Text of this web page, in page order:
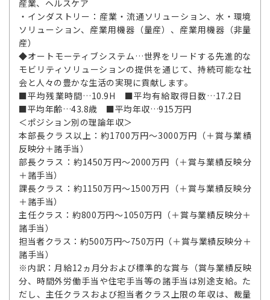
産業、ヘルスケア
・インダストリー：産業・流通ソリューション、水・環境
ソリューション、産業用機器（量産）、産業用機器（非量
産）
◆オートモーティブシステム…世界をリードする先進的な
モビリティソリューションの提供を通じて、持続可能な社
会と人々の豊かな生活の実現に貢献します。
■平均残業時間…10.9H ■平均有給取得日数…17.2日
■平均年齢…43.8歳 ■平均年収…915万円
＜ポジション別の理論年収＞
本部長クラス以上：約1700万円～3000万円（＋賞与業績
反映分＋諸手当）
部長クラス：約1450万円～2000万円（＋賞与業績反映分
＋諸手当）
課長クラス：約1150万円～1500万円（＋賞与業績反映分
＋諸手当）
主任クラス：約800万円～1050万円（＋賞与業績反映分＋
諸手当）
担当者クラス：約500万円～750万円（＋賞与業績反映分＋
諸手当）
※内訳：月給12ヵ月分および標準的な賞与（賞与業績反映
分、時間外労働手当や住宅手当等の諸手当は別途支給。た
だし、主任クラスおよび担当者クラス上限の年収は、裁量